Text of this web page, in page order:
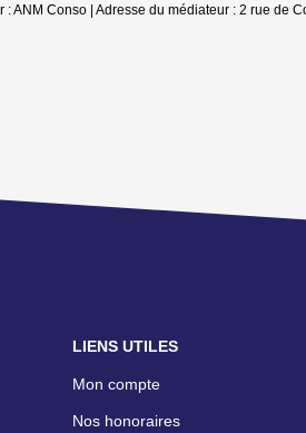
Conso | Adresse du médiateur : 2 rue de
LIENS UTILES
Mon compte
Nos honoraires